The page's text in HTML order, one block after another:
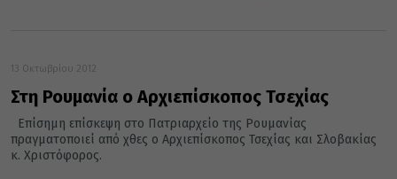
13 Οκτωβρίου 2012
Στη Ρουμανία ο Αρχιεπίσκοπος Τσεχίας
Επίσημη επίσκεψη στο Πατριαρχείο της Ρουμανίας
πραγματοποιεί από χθες ο Αρχιεπίσκοπος Τσεχίας και Σλοβακίας
κ. Χριστόφορος.